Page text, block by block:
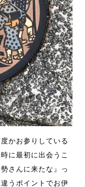
かお参りしている
に最初に出会うこ
さんに来たな』っ
うポイントでお伊